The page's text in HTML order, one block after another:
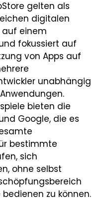
gelten als
digitalen
auf einem
fokussiert auf
von Apps auf
unabhängig
bieten die
Google, die es
bestimmte
sich
ohne selbst
zu können.